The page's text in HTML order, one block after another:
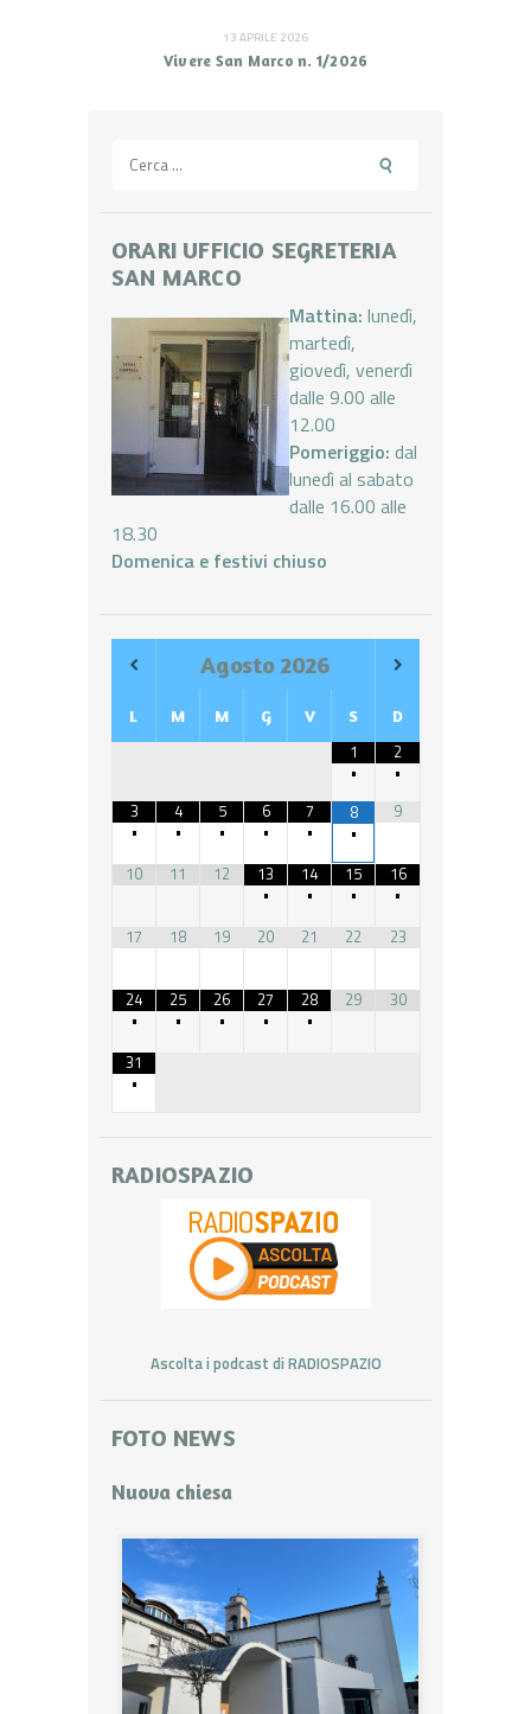
13 APRILE 2026
Vivere San Marco n. 1/2026
per:
ORARI UFFICIO SEGRETERIA
SAN MARCO
Mattina: lunedì,
martedì,
giovedì, venerdì
dalle 9.00 alle
12.00
Pomeriggio: dal
lunedì al sabato
dalle 16.00 alle
18.30
Domenica e festivi chiuso
Agosto 2026
L M M G V S D
1
•
2
•
3
•
4
•
5
•
6
•
7
•
8
•
9
10 11 12
13
•
14
•
15
•
16
•
17
18 19 20 21 22 23
24
•
25
•
26
•
27
•
28
•
29 30
31
•
RADIOSPAZIO
Ascolta i podcast di RADIOSPAZIO
FOTO NEWS
Nuova chiesa